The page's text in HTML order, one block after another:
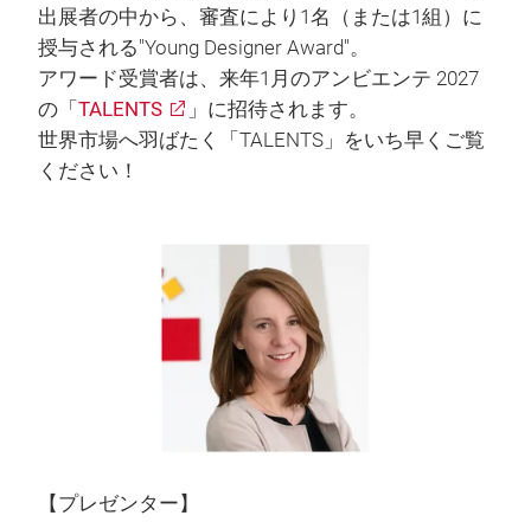
出展者の中から、審査により1名（または1組）に
授与される"Young Designer Award"。
アワード受賞者は、来年1月のアンビエンテ 2027
の「 TALENTS
」に招待されます。
世界市場へ羽ばたく「TALENTS」をいち早くご覧
ください！
【プレゼンター】